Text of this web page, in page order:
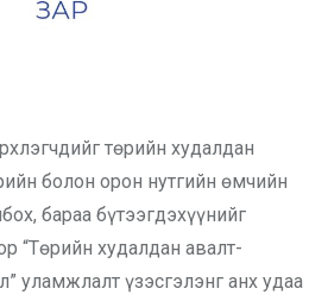
төрийн худалдан
болон орон нутгийн өмчийн
бараа бүтээгдэхүүнийг
“Төрийн худалдан авалт-
уламжлалт үзэсгэлэнг анх удаа